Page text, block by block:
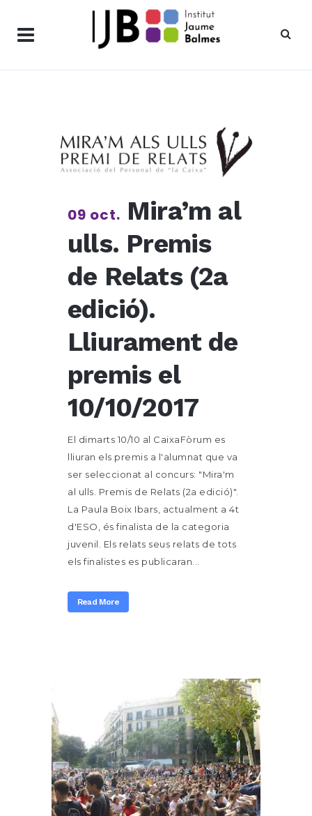
09 oct. Mira’m al
ulls. Premis
de Relats (2a
edició).
Lliurament de
premis el
10/10/2017
El dimarts 10/10 al CaixaFòrum es
lliuran els premis a l'alumnat que va
ser seleccionat al concurs: "Mira'm
al ulls. Premis de Relats (2a edició)".
La Paula Boix Ibars, actualment a 4t
d'ESO, és finalista de la categoria
juvenil. Els relats seus relats de tots
els finalistes es publicaran...
Read More